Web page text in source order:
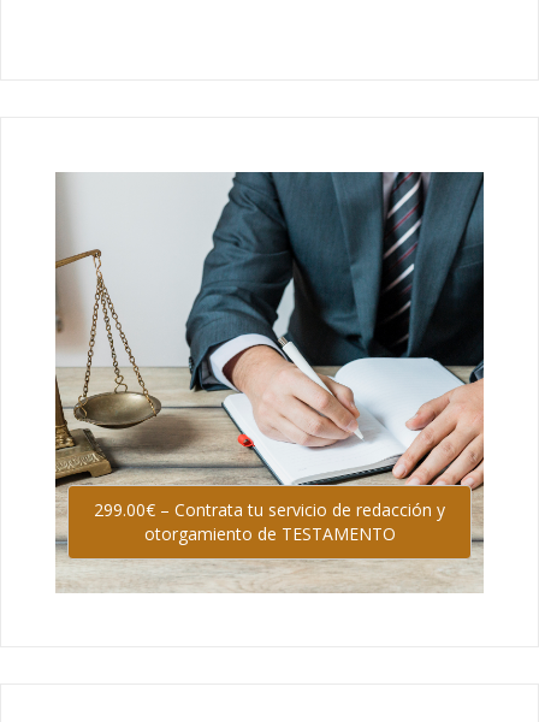
299.00€ – Contrata tu servicio de redacción y
otorgamiento de TESTAMENTO